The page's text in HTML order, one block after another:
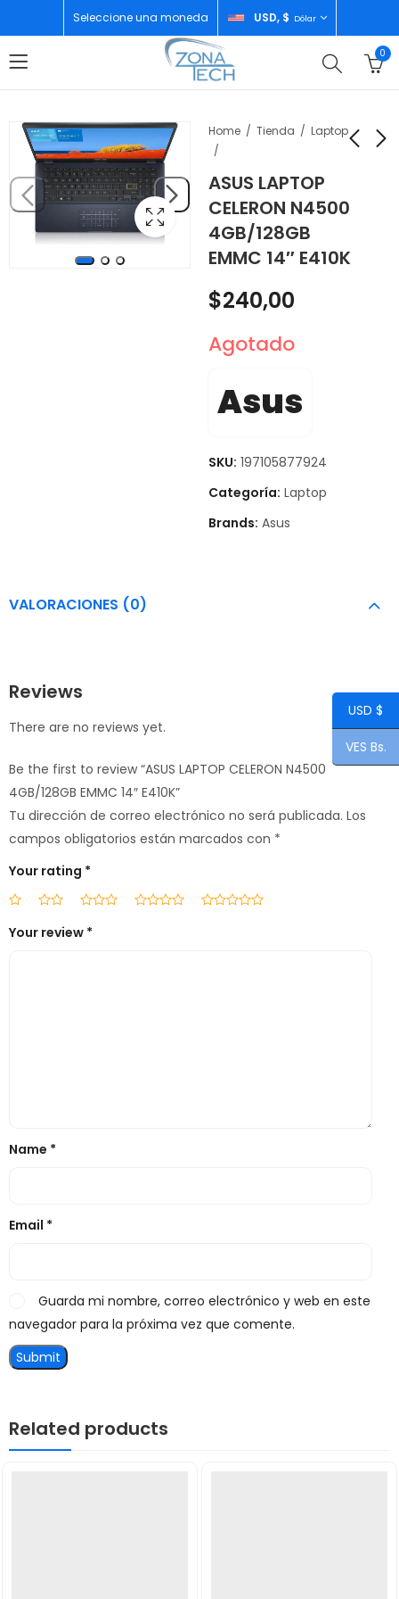
Seleccione una moneda USD, $ Dólar
0
Home Tienda Laptop
ASUS LAPTOP
CELERON N4500
4GB/128GB
EMMC 14″ E410K
PORTATIL
INALAMBRICA NEGRA
BC151BK
$75,00
5 PORTAL REMOTE
$230,00
$240,00
Agotado
Asus
SKU: 197105877924
Categoría: Laptop
Brands: Asus
VALORACIONES (0)
Reviews
There are no reviews yet.
Be the first to review “ASUS LAPTOP CELERON N4500
4GB/128GB EMMC 14″ E410K”
Tu dirección de correo electrónico no será publicada. Los
campos obligatorios están marcados con *
Your rating *
Your review *
Name *
Email *
Guarda mi nombre, correo electrónico y web en este
navegador para la próxima vez que comente.
Related products
USD $
VES Bs.